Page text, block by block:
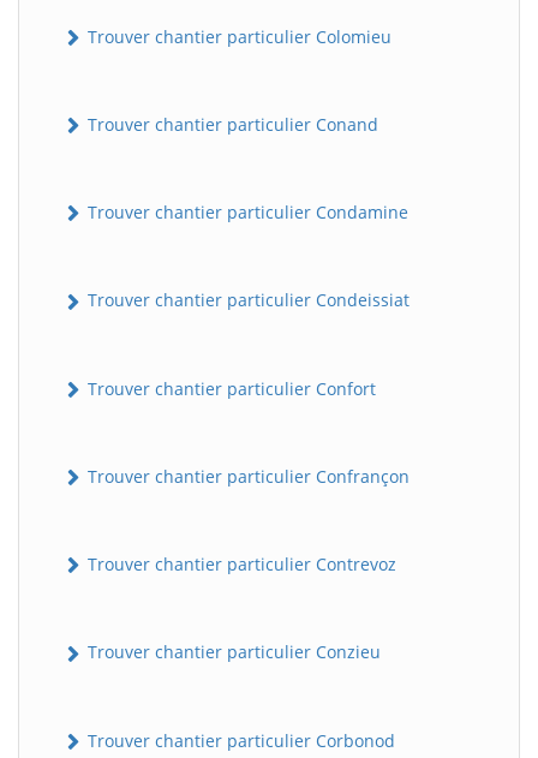
Trouver chantier particulier Colomieu
Trouver chantier particulier Conand
Trouver chantier particulier Condamine
Trouver chantier particulier Condeissiat
Trouver chantier particulier Confort
Trouver chantier particulier Confrançon
Trouver chantier particulier Contrevoz
Trouver chantier particulier Conzieu
Trouver chantier particulier Corbonod
BatiWebPro